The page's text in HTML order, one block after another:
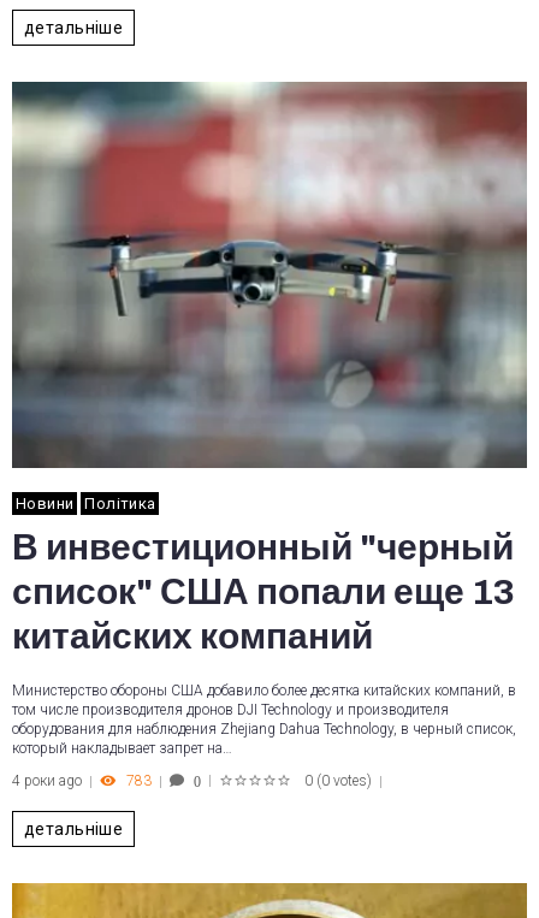
детальніше
Новини Політика
В инвестиционный "черный
список" США попали еще 13
китайских компаний
Министерство обороны США добавило более десятка китайских компаний, в
том числе производителя дронов DJI Technology и производителя
оборудования для наблюдения Zhejiang Dahua Technology, в черный список,
который накладывает запрет на…
4 роки ago
783 0 0 (0 votes)
детальніше